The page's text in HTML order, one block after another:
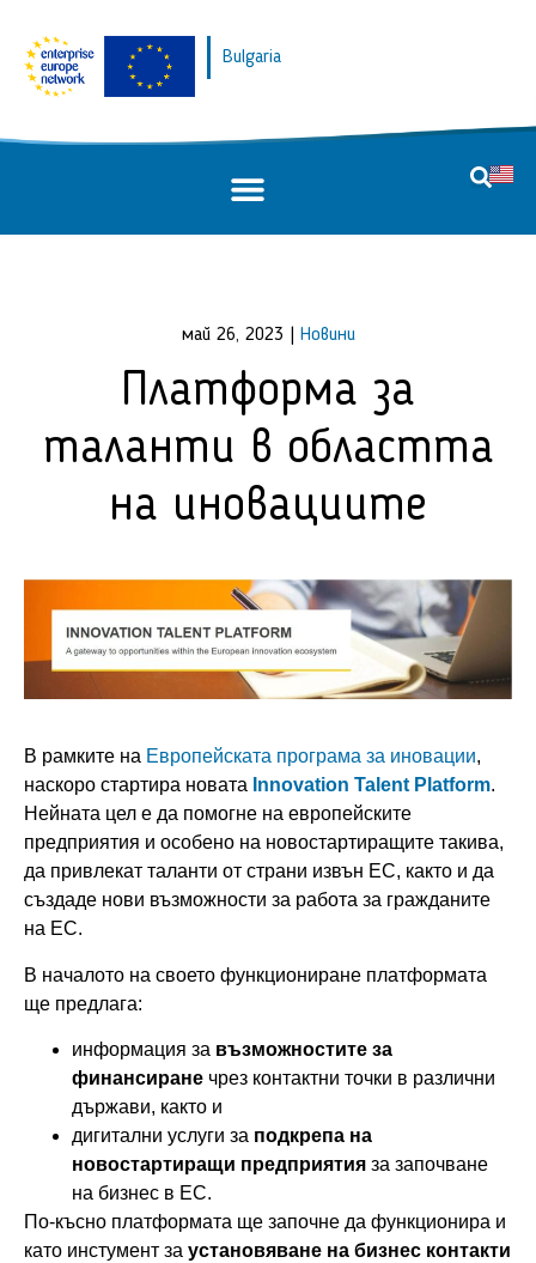
Bulgaria
май 26, 2023 Новини
Платформа за
таланти в областта
на иновациите
В рамките на Европейската програма за иновации,
наскоро стартира новата Innovation Talent Platform.
Нейната цел е да помогне на европейските
предприятия и особено на новостартиращите такива,
да привлекат таланти от страни извън ЕС, както и да
създаде нови възможности за работа за гражданите
на ЕС.
В началото на своето функциониране платформата
ще предлага:
информация за възможностите за
финансиране чрез контактни точки в различни
държави, както и
дигитални услуги за подкрепа на
новостартиращи предприятия за започване
на бизнес в ЕС.
По-късно платформата ще започне да функционира и
като инстумент за установяване на бизнес контакти